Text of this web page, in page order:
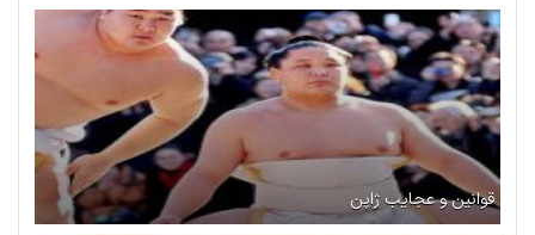
قوانین و عجایب ژاپن